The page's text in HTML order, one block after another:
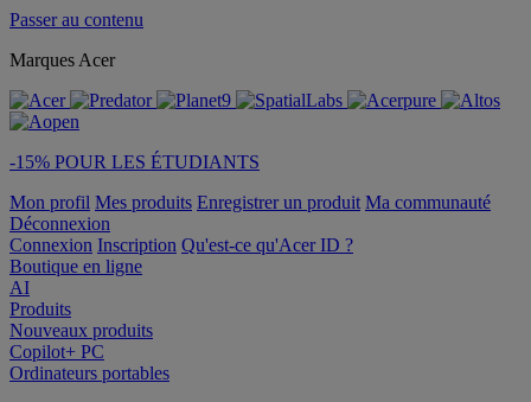
Passer au contenu
Marques Acer
-15% POUR LES ÉTUDIANTS
Mon profil Mes produits Enregistrer un produit Ma communauté
Déconnexion
Connexion Inscription Qu'est-ce qu'Acer ID ?
Boutique en ligne
AI
Produits
Nouveaux produits
Copilot+ PC
Ordinateurs portables